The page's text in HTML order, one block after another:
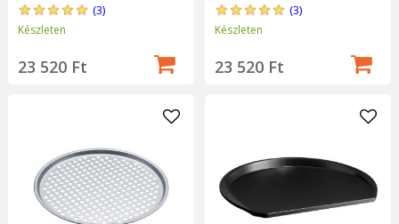
(3)
Készleten
23 520 Ft
(3)
Készleten
23 520 Ft